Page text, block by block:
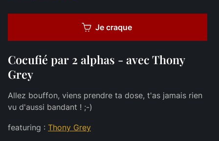
Je craque
Cocufié par 2 alphas - avec Thony
Grey
Allez bouffon, viens prendre ta dose, t'as jamais rien
vu d'aussi bandant ! ;-)
featuring : Thony Grey